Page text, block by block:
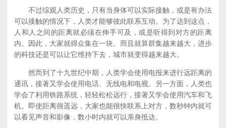
不过综观人类历史，只有当身体可以实际接触，或是有办法
可以接触的情况下，人类才能够彼此联系互动。为了达到这点，
人和人之间的距离就必须在伸手可及，或是听得到对方的距离
内。因此，大家就得众集在一块。而且就算群集越来越大，进步
的科技还是可以让它维持下去，城市就变得越来越大。
然而到了十九世纪中期，人类学会使用电报来进行远距离的
通讯，接著又学会使用电话、无线电和电视。另一方面，人类也
学会了利用铁路系统，轻轻松松远行，接著又学会使用汽车和飞
机。即使距离很遥远，大家也能很快联系上对方，数秒钟内就可
以看见声音和影像，数小时内就可以亲身抵达。